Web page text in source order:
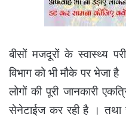
बीसों मजदूरों के स्वास्थ्य
विभाग को भी मौके पर भेजा है
लोगों की पूरी जानकारी
सेनेटाईज कर रही है । तथा